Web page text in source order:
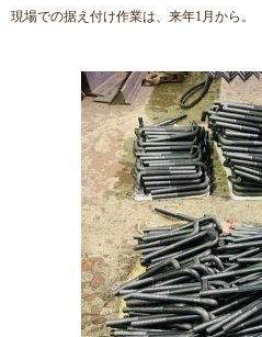
現場での据え付け作業は、来年1月から。